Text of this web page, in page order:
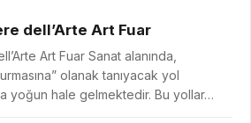
dell’Arte Art Fuar
Art Fuar Sanat alanında,
olanak tanıyacak yol
yoğun hale gelmektedir. Bu yollar…